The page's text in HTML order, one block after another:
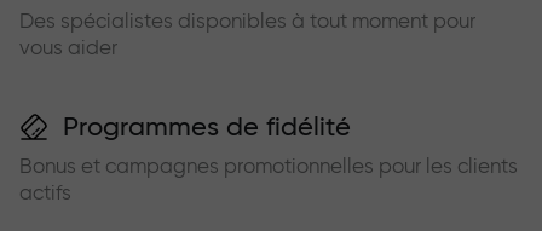
Des spécialistes disponibles à tout moment pour
vous aider
Programmes de fidélité
Bonus et campagnes promotionnelles pour les clients
actifs